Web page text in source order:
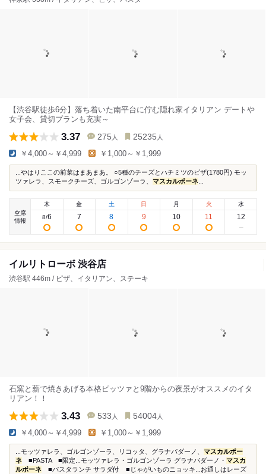
【渋谷駅徒歩6分】落ち着いた南平台に佇む隠れ家イタリアン デートや
女子会、貸切プランも充実～
3.37 275 人 25235 人
￥4,000～￥4,999 ￥1,000～￥1,999
...やはりここの前菜はまあまあ。 ○5種のチーズとハチミツのピザ(1780円) モッ
ツァレラ、スモークチーズ、ゴルゴンゾーラ、 マスカルポーネ
空席
情報
木
8/6
金
7
土
8
日
9
月
10
火
11
水
12
イルリトローボ 渋谷店
渋谷駅 446m / ピザ、イタリアン、ステーキ
石窯と薪で焼きあげる本格ピッツァと9階からの夜景がオススメのイタ
リアン！！
3.43 533 人 54004 人
￥4,000～￥4,999 ￥1,000～￥1,999
...モッツァレラ、ゴルゴンゾーラ、リコッタ、グラナパダーノ、 マスカルポー
ネ ■PASTA ■限定...モッツァレラ・ゴルゴンゾーラ グラナパダーノ・ マスカ
ルポーネ ■パスタランチ サラダ付 ■じゃがいものニョッキ...お通しはレーズ